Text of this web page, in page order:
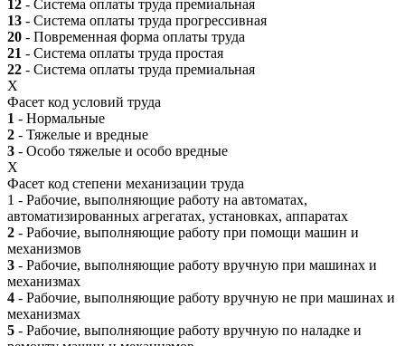
12 - Система оплаты труда премиальная
13 - Система оплаты труда прогрессивная
20 - Повременная форма оплаты труда
21 - Система оплаты труда простая
22 - Система оплаты труда премиальная
X
Фасет код условий труда
1 - Нормальные
2 - Тяжелые и вредные
3 - Особо тяжелые и особо вредные
X
Фасет код степени механизации труда
1 - Рабочие, выполняющие работу на автоматах,
автоматизированных агрегатах, установках, аппаратах
2 - Рабочие, выполняющие работу при помощи машин и
механизмов
3 - Рабочие, выполняющие работу вручную при машинах и
механизмах
4 - Рабочие, выполняющие работу вручную не при машинах и
механизмах
5 - Рабочие, выполняющие работу вручную по наладке и